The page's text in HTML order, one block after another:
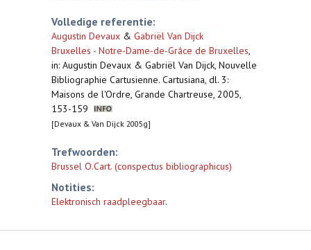
Volledige referentie:
Augustin Devaux & Gabriël Van Dijck
Bruxelles - Notre-Dame-de-Grâce de Bruxelles,
in: Augustin Devaux & Gabriël Van Dijck, Nouvelle
Bibliographie Cartusienne. Cartusiana, dl. 3:
Maisons de l'Ordre, Grande Chartreuse, 2005,
153-159
[Devaux & Van Dijck 2005g]
Trefwoorden:
Brussel O.Cart. (conspectus bibliographicus)
Notities:
Elektronisch raadpleegbaar.